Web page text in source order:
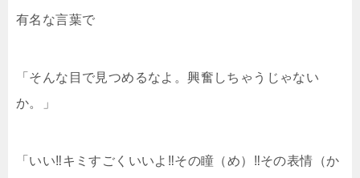
有名な言葉で
「そんな目で見つめるなよ。興奮しちゃうじゃない
か。」
「いい‼︎キミすごくいいよ‼︎その瞳（め）‼︎その表情（か